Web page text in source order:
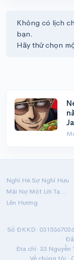
Không có lịch
bạn.
Hãy thử chọn
Nghỉ Hè Sợ Nghỉ Hưu
Mãi Nợ Một Lời Tạm Biệt
Lên Hương
Số ĐKKD:
·
Địa chỉ: 33 Nguyễn
Về chúng tôi ·